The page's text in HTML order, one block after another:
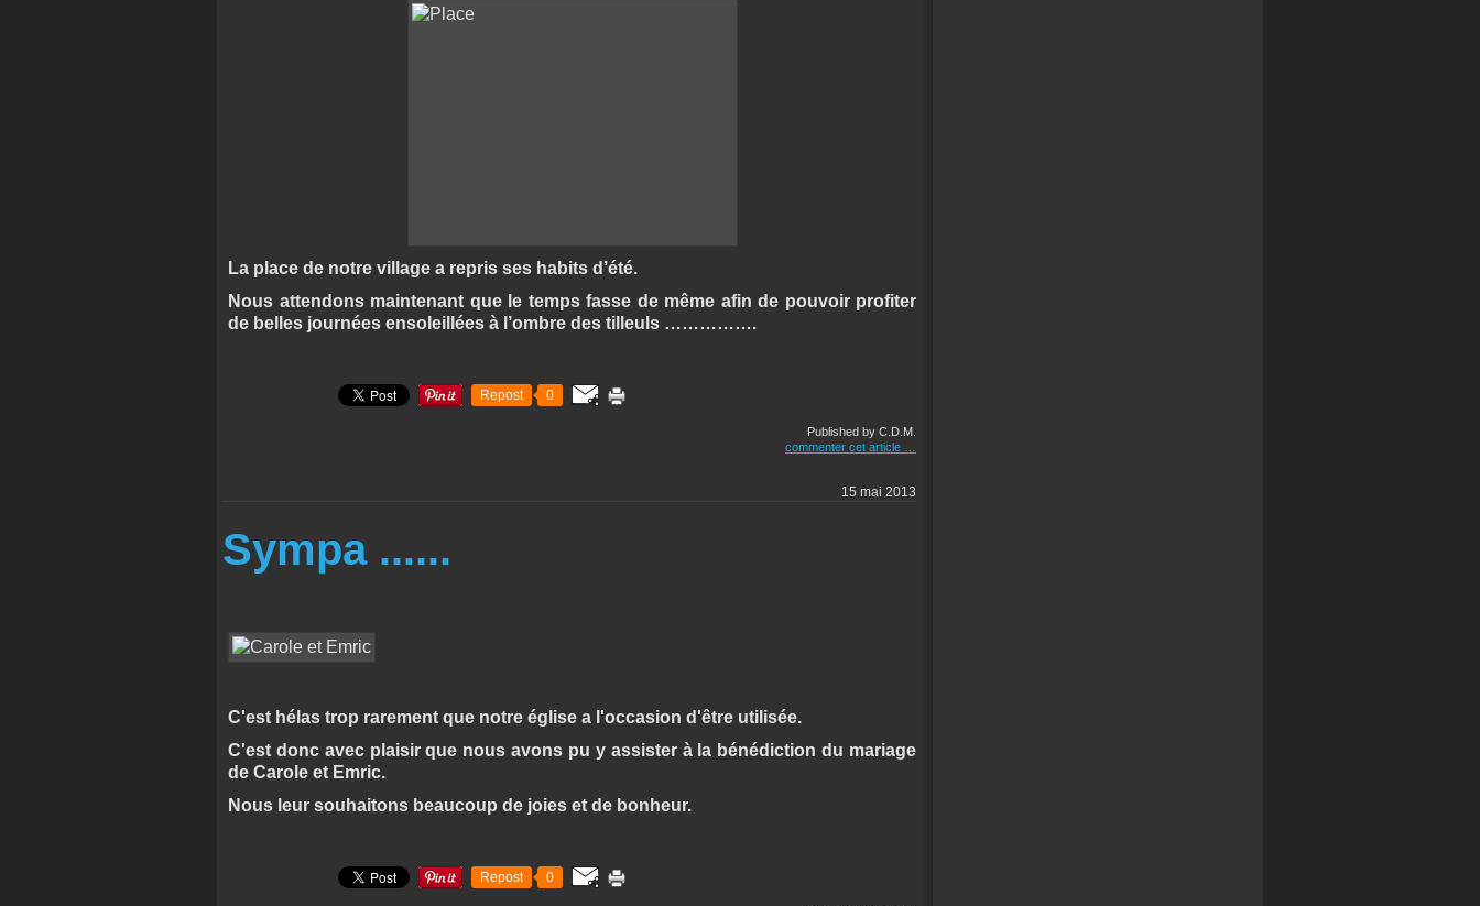
La place de notre village a repris ses habits d’été.
Nous attendons maintenant que le temps fasse de même afin de pouvoir profiter
de belles journées ensoleillées à l’ombre des tilleuls …………….
Repost 0
Published by C.D.M.
commenter cet article
15 mai 2013
Sympa ......
C'est hélas trop rarement que notre église a l'occasion d'être utilisée.
C'est donc avec plaisir que nous avons pu y assister à la bénédiction du mariage
de Carole et Emric.
Nous leur souhaitons beaucoup de joies et de bonheur.
Repost 0